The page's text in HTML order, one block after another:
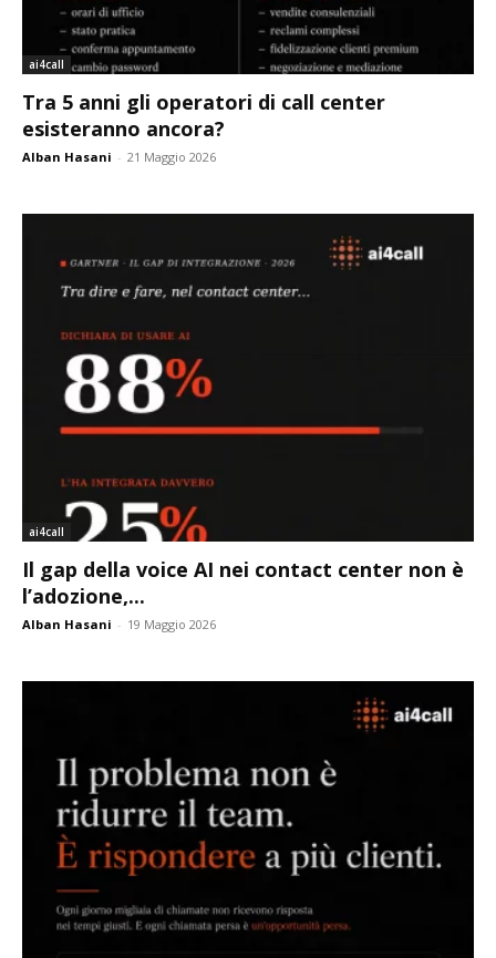
ai4call
Tra 5 anni gli operatori di call center
esisteranno ancora?
Alban Hasani - 21 Maggio 2026
ai4call
Il gap della voice AI nei contact center non è
l’adozione,...
Alban Hasani - 19 Maggio 2026